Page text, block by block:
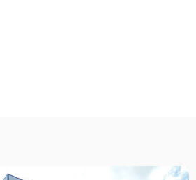
味を持って触っていますが、アクリ
お節句をお迎えください。何かお